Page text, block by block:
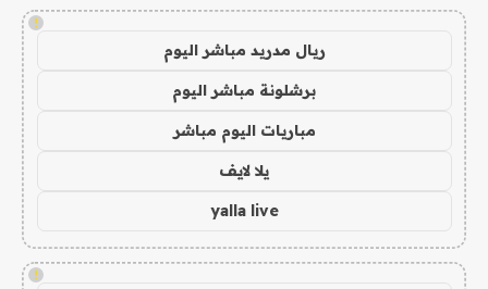
!
ريال مدريد مباشر اليوم
برشلونة مباشر اليوم
مباريات اليوم مباشر
يلا لايف
yalla live
!